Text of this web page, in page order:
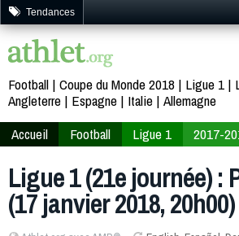
Tendances
Football Coupe du Monde 2018 Ligue 1
Angleterre
Espagne Italie Allemagne
Accueil
Football Ligue 1
2017-
Ligue 1 (21e journée) :
(17 janvier 2018, 20h00)